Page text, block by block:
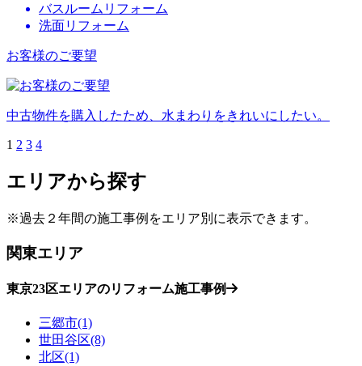
バスルームリフォーム
洗面リフォーム
お客様のご要望
中古物件を購入したため、水まわりをきれいにしたい。
1 2 3 4
エリアから探す
※過去２年間の施工事例をエリア別に表示できます。
関東エリア
東京23区エリアのリフォーム施工事例
三郷市(1)
世田谷区(8)
北区(1)